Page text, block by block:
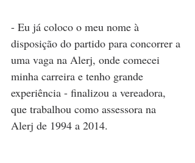
- Eu já coloco o meu nome à
disposição do partido para concorrer a
uma vaga na Alerj, onde comecei
minha carreira e tenho grande
experiência - finalizou a vereadora,
que trabalhou como assessora na
Alerj de 1994 a 2014.